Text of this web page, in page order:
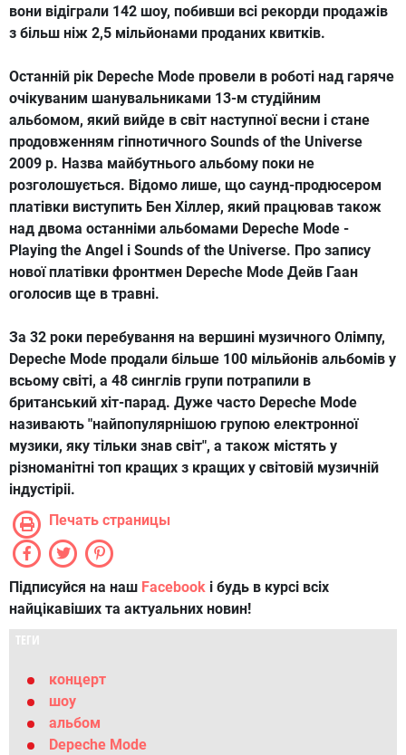
вони відіграли 142 шоу, побивши всі рекорди продажів
з більш ніж 2,5 мільйонами проданих квитків.
Останній рік Depeche Mode провели в роботі над гаряче
очікуваним шанувальниками 13-м студійним
альбомом, який вийде в світ наступної весни і стане
продовженням гіпнотичного Sounds of the Universe
2009 р. Назва майбутнього альбому поки не
розголошується. Відомо лише, що саунд-продюсером
платівки виступить Бен Хіллер, який працював також
над двома останніми альбомами Depeche Mode -
Playing the Angel і Sounds of the Universe. Про запису
нової платівки фронтмен Depeche Mode Дейв Гаан
оголосив ще в травні.
За 32 роки перебування на вершині музичного Олімпу,
Depeche Mode продали більше 100 мільйонів альбомів у
всьому світі, а 48 синглів групи потрапили в
британський хіт-парад. Дуже часто Depeche Mode
називають "найпопулярнішою групою електронної
музики, яку тільки знав світ", а також містять у
різноманітні топ кращих з кращих у світовій музичній
індустіріі.
Печать страницы
Підписуйся на наш Facebook і будь в курсі всіх
найцікавіших та актуальних новин!
ТЕГИ
концерт
шоу
альбом
Depeche Mode